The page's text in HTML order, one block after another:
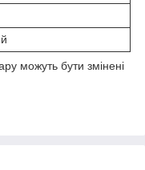
можуть бути змінені